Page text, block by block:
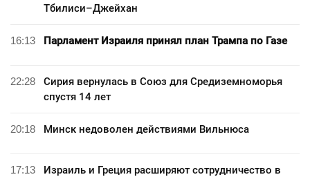
Тбилиси–Джейхан
16:13 Парламент Израиля принял план Трампа по Газе
22:28
Сирия вернулась в Союз для Средиземноморья
спустя 14 лет
20:18 Минск недоволен действиями Вильнюса
17:13
Израиль и Греция расширяют сотрудничество в